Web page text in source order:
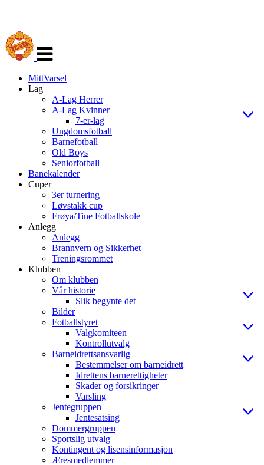
navigasjon
MittVarsel
Lag
A-Lag Herrer
A-Lag Kvinner
7-er-lag
Ungdomsfotball
Barnefotball
Old Boys
Seniorfotball
Banekalender
Cuper
3er turnering
Løvstakk cup
Frøya/Tine Fotballskole
Anlegg
Anlegg
Brannvern og Sikkerhet
Treningsrommet
Klubben
Om klubben
Vår historie
Slik begynte det
Bilder
Fotballstyret
Valgkomiteen
Kontrollutvalg
Barneidrettsansvarlig
Bestemmelser om barneidrett
Idrettens barnerettigheter
Skader og forsikringer
Varsling
Jentegruppen
Jentesatsing
Dommergruppen
Sportslig utvalg
Kontingent og lisensinformasjon
Æresmedlemmer